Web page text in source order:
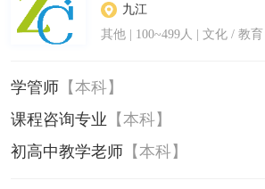
九江
其他 | 100~499人 | 文化 / 教育
学管师 【本科】
课程咨询专业 【本科】
初高中教学老师 【本科】